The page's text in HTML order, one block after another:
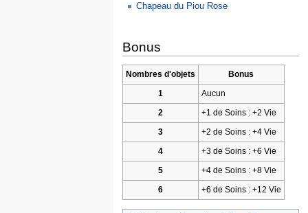
Chapeau du Piou Rose
Bonus
Nombres d'objets
Bonus
1
Aucun
2
+1 de Soins : +2 Vie
3
+2 de Soins : +4 Vie
4
+3 de Soins : +6 Vie
5
+4 de Soins : +8 Vie
6
+6 de Soins : +12 Vie